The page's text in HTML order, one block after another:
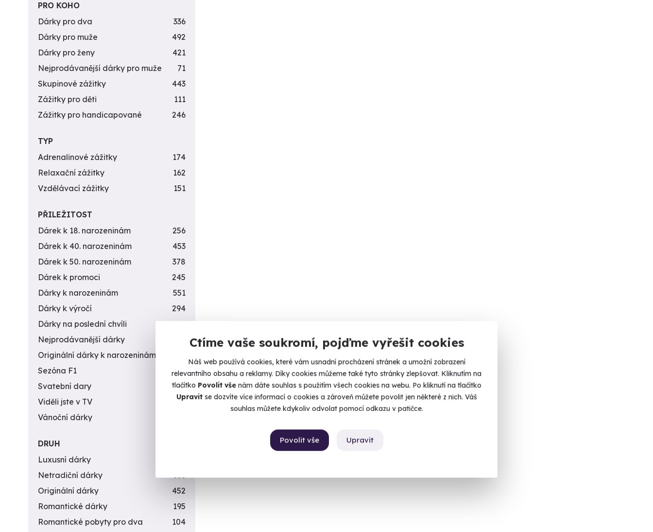
Ctíme vaše soukromí, pojďme vyřešit cookies
Náš web používá cookies, které vám usnadní procházení stránek a umožní zobrazení
relevantního obsahu a reklamy. Díky cookies můžeme také tyto stránky zlepšovat. Kliknutím na
tlačítko Povolit vše nám dáte souhlas s použitím všech cookies na webu. Po kliknutí na tlačítko
Upravitse dozvíte více informací o cookies a zároveň můžete povolit jen některé z nich. Váš
souhlas můžete kdykoliv odvolat pomocí odkazu v patičce.
Upravit
Povolit vše
PRO KOHO
Dárky pro dva
336
Dárky pro muže
492
Dárky pro ženy
421
Nejprodávanější dárky pro muže
71
Skupinové zážitky
443
Zážitky pro děti
111
Zážitky pro handicapované
246
TYP
Adrenalinové zážitky
174
Relaxační zážitky
162
Vzdělávací zážitky
151
PŘILEŽITOST
Dárek k 18. narozeninám
256
Dárek k 40. narozeninám
453
Dárek k 50. narozeninám
378
Dárek k promoci
245
Dárky k narozeninám
551
Dárky k výročí
294
Dárky na poslední chvíli
450
Nejprodávanější dárky
Originální dárky k narozeninám
Sezóna F1
4
Svatební dary
196
Viděli jste v TV
31
Vánoční dárky
DRUH
Luxusní dárky
Netradiční dárky
353
Originální dárky
452
Romantické dárky
195
Romantické pobyty pro dva
104